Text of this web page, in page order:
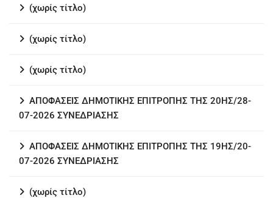
(χωρίς τίτλο)
(χωρίς τίτλο)
(χωρίς τίτλο)
ΑΠΟΦΑΣΕΙΣ ΔΗΜΟΤΙΚΗΣ ΕΠΙΤΡΟΠΗΣ ΤΗΣ 20ΗΣ/28-
07-2026 ΣΥΝΕΔΡΙΑΣΗΣ
ΑΠΟΦΑΣΕΙΣ ΔΗΜΟΤΙΚΗΣ ΕΠΙΤΡΟΠΗΣ ΤΗΣ 19ΗΣ/20-
07-2026 ΣΥΝΕΔΡΙΑΣΗΣ
(χωρίς τίτλο)